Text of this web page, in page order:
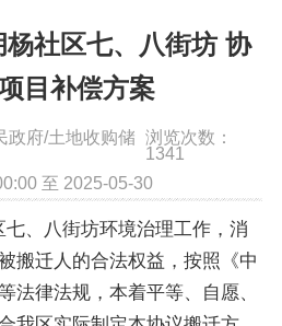
社区七、八街坊 协
目补偿方案
政府/土地收购储 浏览次数：
1341
至 2025-05-30
、八街坊环境治理工作，消
搬迁人的合法权益，按照《中
法律法规，本着平等、自愿、